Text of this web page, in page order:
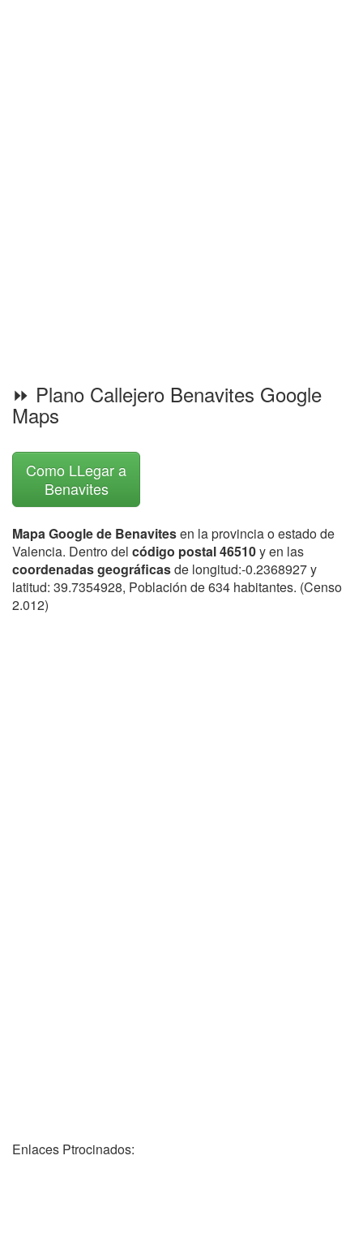
⏩ Plano Callejero Benavites Google
Maps
Como LLegar a
Benavites
Mapa Google de Benavitesen la provincia o estado de
Valencia. Dentro del código postal 46510y en las
coordenadas geográficasde longitud:-0.2368927 y
latitud: 39.7354928, Población de 634 habitantes. (Censo
2.012)
Enlaces Ptrocinados: